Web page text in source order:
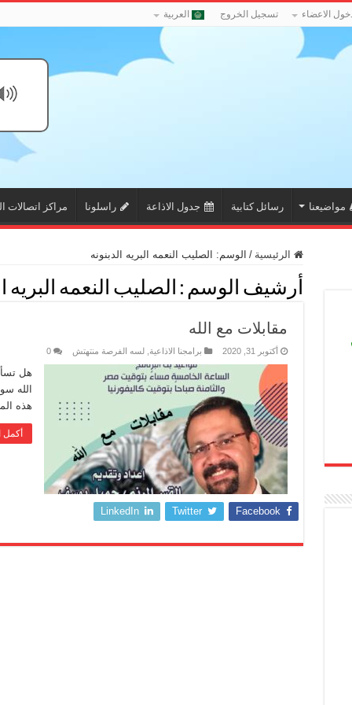
الاعضاء تسجيل الخروج العربية
مواضيعنا رسائل كتابية جدول الاذاعة راسلونا مراكز اتصالات
الرئيسية / الوسم: الصليب النعمه البريه الدبنونه
أرشيف الوسم : الصليب النعمه البريه
مقابلات مع الله
أكتوبر 31, 2020 برامجنا الاذاعية ,لسه الفرصة منتهتش 0
هل
الله
هذه
أكمل
Facebook
Twitter
LinkedIn